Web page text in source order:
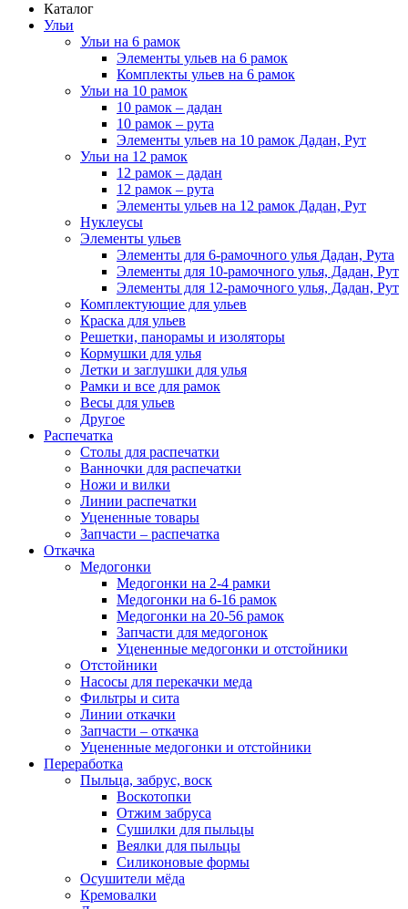
Каталог
Ульи
Ульи на 6 рамок
Элементы ульев на 6 рамок
Комплекты ульев на 6 рамок
Ульи на 10 рамок
10 рамок – дадан
10 рамок – рута
Элементы ульев на 10 рамок Дадан, Рут
Ульи на 12 рамок
12 рамок – дадан
12 рамок – рута
Элементы ульев на 12 рамок Дадан, Рут
Нуклеусы
Элементы ульев
Элементы для 6-рамочного улья Дадан, Рута
Элементы для 10-рамочного улья, Дадан, Рут
Элементы для 12-рамочного улья, Дадан, Рут
Комплектующие для ульев
Краска для ульев
Решетки, панорамы и изоляторы
Кормушки для улья
Летки и заглушки для улья
Рамки и все для рамок
Весы для ульев
Другое
Распечатка
Столы для распечатки
Ванночки для распечатки
Ножи и вилки
Линии распечатки
Уцененные товары
Запчасти – распечатка
Откачка
Медогонки
Медогонки на 2-4 рамки
Медогонки на 6-16 рамок
Медогонки на 20-56 рамок
Запчасти для медогонок
Уцененные медогонки и отстойники
Отстойники
Насосы для перекачки меда
Фильтры и сита
Линии откачки
Запчасти – откачка
Уцененные медогонки и отстойники
Переработка
Пыльца, забрус, воск
Воскотопки
Отжим забруса
Сушилки для пыльцы
Веялки для пыльцы
Силиконовые формы
Осушители мёда
Кремовалки